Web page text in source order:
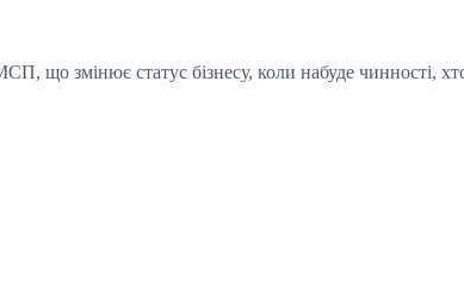
що змінює статус бізнесу, коли набуде чинності,